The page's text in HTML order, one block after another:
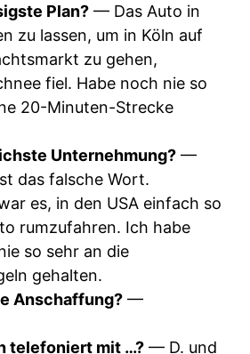
Plan? — Das Auto in
zu lassen, um in Köln auf
zu gehen,
fiel. Habe noch nie so
20-Minuten-Strecke
Unternehmung? —
das falsche Wort.
es, in den USA einfach so
rumzufahren. Ich habe
so sehr an die
gehalten.
Anschaffung? —
telefoniert mit …? — D. und